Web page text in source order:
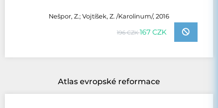
Nešpor, Z.; Vojtíšek, Z. /Karolinum/, 2016
196 CZK167 CZK
Atlas evropské reformace